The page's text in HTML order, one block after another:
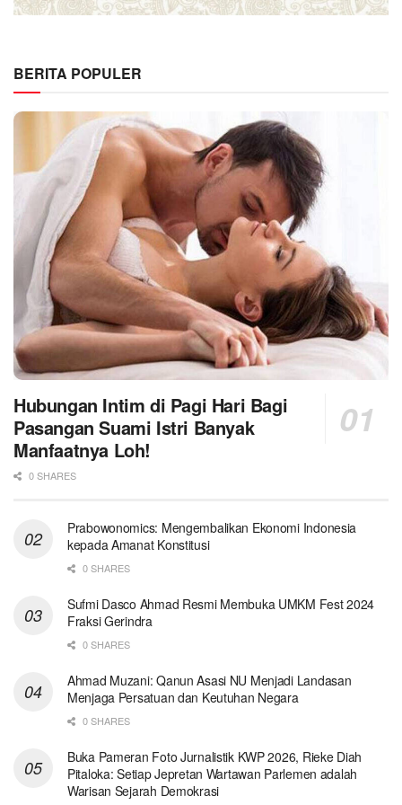
BERITA POPULER
Hubungan Intim di Pagi Hari Bagi
Pasangan Suami Istri Banyak
Manfaatnya Loh!
0 SHARES
Prabowonomics: Mengembalikan Ekonomi Indonesia
kepada Amanat Konstitusi
0 SHARES
Sufmi Dasco Ahmad Resmi Membuka UMKM Fest 2024
Fraksi Gerindra
0 SHARES
Ahmad Muzani: Qanun Asasi NU Menjadi Landasan
Menjaga Persatuan dan Keutuhan Negara
0 SHARES
Buka Pameran Foto Jurnalistik KWP 2026, Rieke Diah
Pitaloka: Setiap Jepretan Wartawan Parlemen adalah
Warisan Sejarah Demokrasi